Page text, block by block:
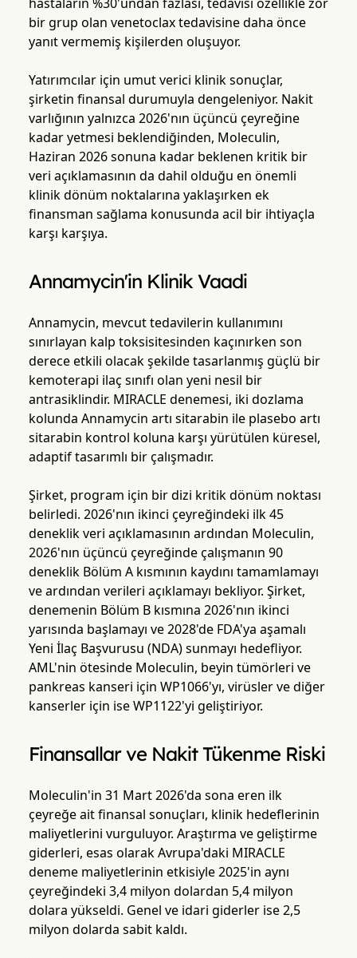
bir grup olan venetoclax tedavisine daha önce
yanıt vermemiş kişilerden oluşuyor.
Yatırımcılar için umut verici klinik sonuçlar,
şirketin finansal durumuyla dengeleniyor. Nakit
varlığının yalnızca 2026'nın üçüncü çeyreğine
kadar yetmesi beklendiğinden, Moleculin,
Haziran 2026 sonuna kadar beklenen kritik bir
veri açıklamasının da dahil olduğu en önemli
klinik dönüm noktalarına yaklaşırken ek
finansman sağlama konusunda acil bir ihtiyaçla
karşı karşıya.
Annamycin'in Klinik Vaadi
Annamycin, mevcut tedavilerin kullanımını
sınırlayan kalp toksisitesinden kaçınırken son
derece etkili olacak şekilde tasarlanmış güçlü bir
kemoterapi ilaç sınıfı olan yeni nesil bir
antrasiklindir. MIRACLE denemesi, iki dozlama
kolunda Annamycin artı sitarabin ile plasebo artı
sitarabin kontrol koluna karşı yürütülen küresel,
adaptif tasarımlı bir çalışmadır.
Şirket, program için bir dizi kritik dönüm noktası
belirledi. 2026'nın ikinci çeyreğindeki ilk 45
deneklik veri açıklamasının ardından Moleculin,
2026'nın üçüncü çeyreğinde çalışmanın 90
deneklik Bölüm A kısmının kaydını tamamlamayı
ve ardından verileri açıklamayı bekliyor. Şirket,
denemenin Bölüm B kısmına 2026'nın ikinci
yarısında başlamayı ve 2028'de FDA'ya aşamalı
Yeni İlaç Başvurusu (NDA) sunmayı hedefliyor.
AML'nin ötesinde Moleculin, beyin tümörleri ve
pankreas kanseri için WP1066'yı, virüsler ve diğer
kanserler için ise WP1122'yi geliştiriyor.
Finansallar ve Nakit Tükenme Riski
Moleculin'in 31 Mart 2026'da sona eren ilk
çeyreğe ait finansal sonuçları, klinik hedeflerinin
maliyetlerini vurguluyor. Araştırma ve geliştirme
giderleri, esas olarak Avrupa'daki MIRACLE
deneme maliyetlerinin etkisiyle 2025'in aynı
çeyreğindeki 3,4 milyon dolardan 5,4 milyon
dolara yükseldi. Genel ve idari giderler ise 2,5
milyon dolarda sabit kaldı.